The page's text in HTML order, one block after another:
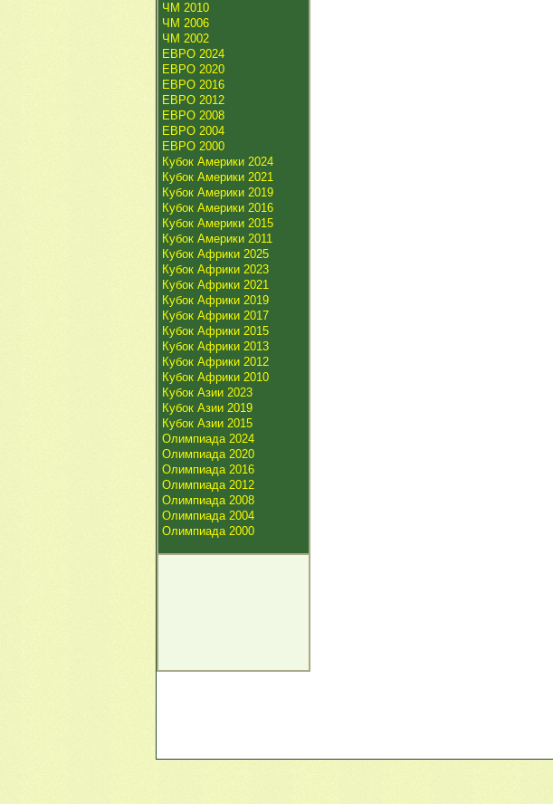
ЧМ 2010
ЧМ 2006
ЧМ 2002
ЕВРО 2024
ЕВРО 2020
ЕВРО 2016
ЕВРО 2012
ЕВРО 2008
ЕВРО 2004
ЕВРО 2000
Кубок Америки 2024
Кубок Америки 2021
Кубок Америки 2019
Кубок Америки 2016
Кубок Америки 2015
Кубок Америки 2011
Кубок Африки 2025
Кубок Африки 2023
Кубок Африки 2021
Кубок Африки 2019
Кубок Африки 2017
Кубок Африки 2015
Кубок Африки 2013
Кубок Африки 2012
Кубок Африки 2010
Кубок Азии 2023
Кубок Азии 2019
Кубок Азии 2015
Олимпиада 2024
Олимпиада 2020
Олимпиада 2016
Олимпиада 2012
Олимпиада 2008
Олимпиада 2004
Олимпиада 2000